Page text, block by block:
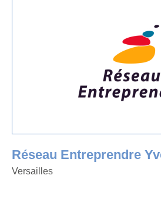
Réseau Entreprendre
Versailles